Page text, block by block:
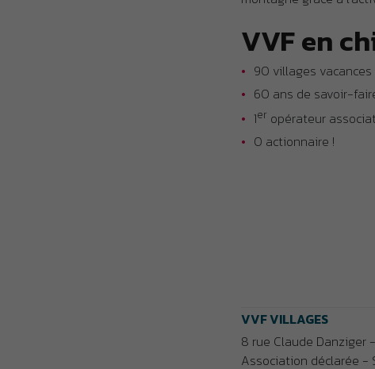
VVF en
90 villages
60 ans de savoir-
1er opérateur
0 actionnaire !
VVF VILLAGES
8 rue Claude
Association déclarée -